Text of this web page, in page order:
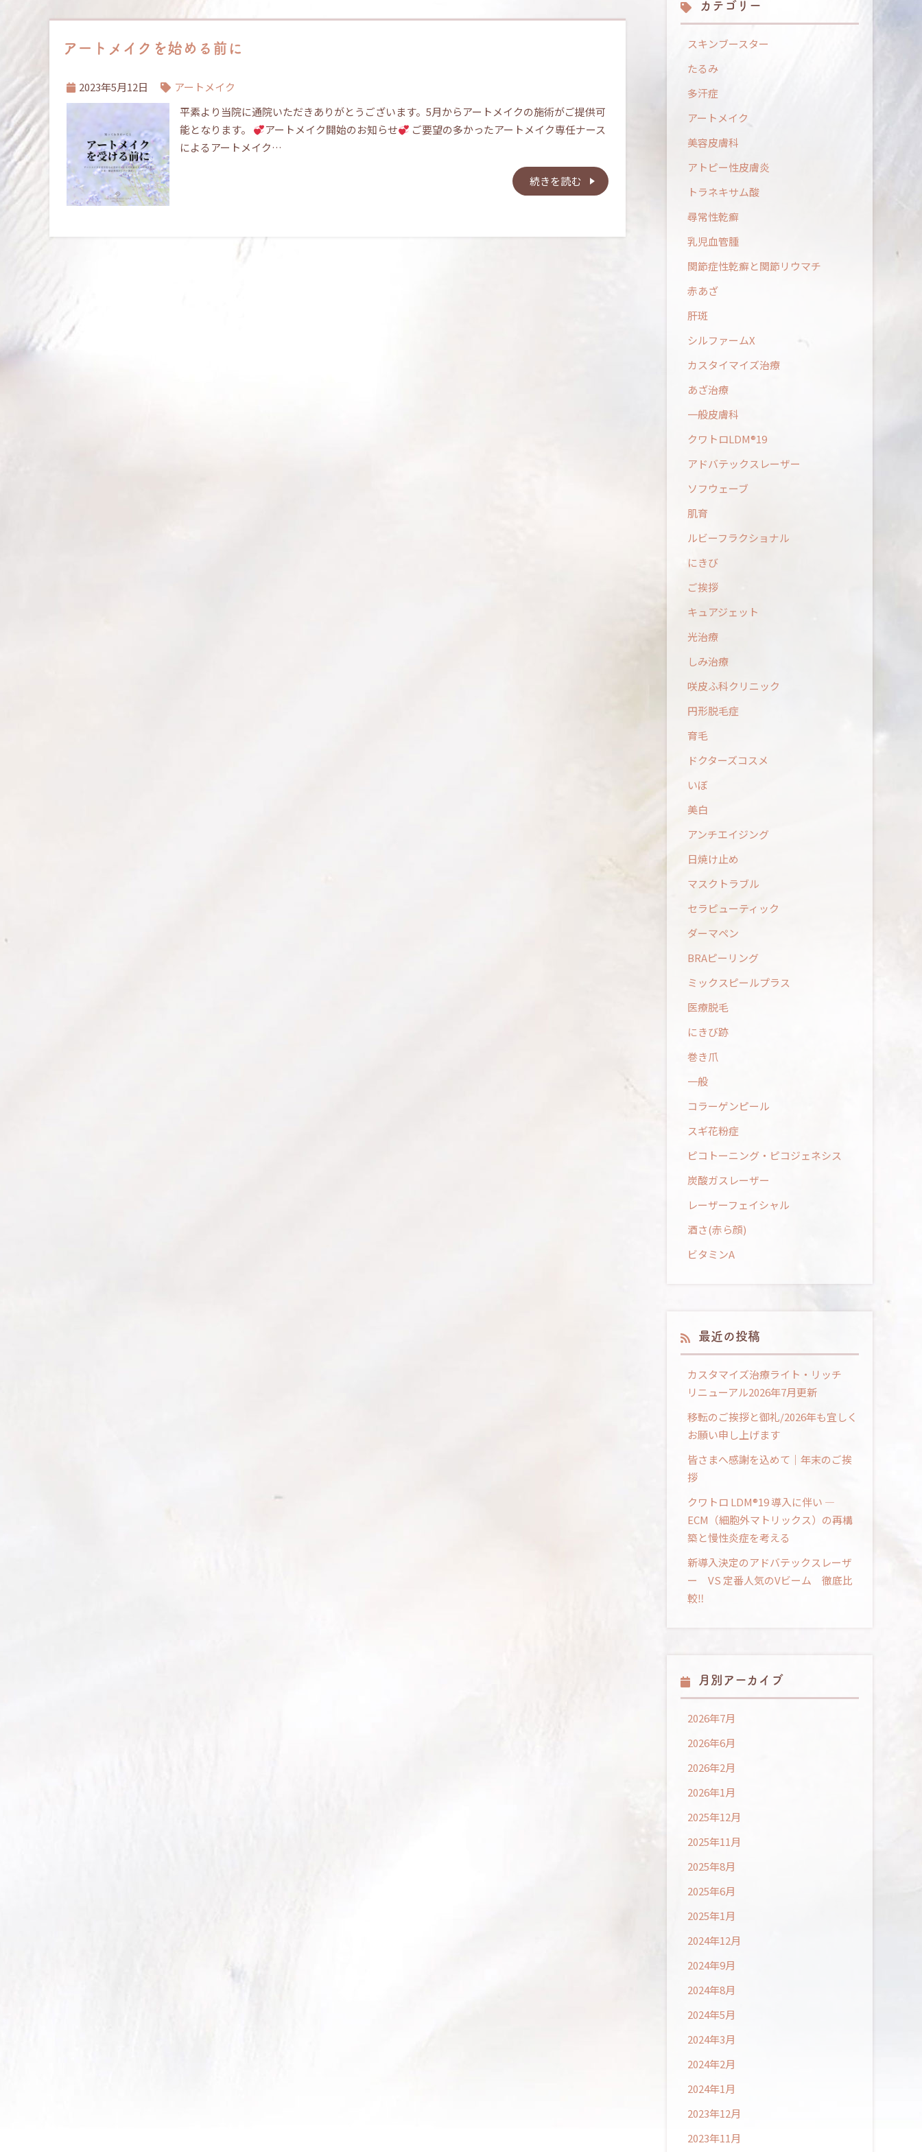
アートメイクを始める前に
2023年5月12日
アートメイク
平素より当院に通院いただきありがとうございます。5月からアートメイクの施術がご提供可
能となります。
アートメイク開始のお知らせ
ご要望の多かったアートメイク専任ナース
によるアートメイク…
続きを読む
カテゴリー
スキンブースター
たるみ
多汗症
アートメイク
美容皮膚科
アトピー性皮膚炎
トラネキサム酸
尋常性乾癬
乳児血管腫
関節症性乾癬と関節リウマチ
赤あざ
肝斑
シルファームX
カスタイマイズ治療
あざ治療
一般皮膚科
クワトロLDM®19
アドバテックスレーザー
ソフウェーブ
肌育
ルビーフラクショナル
にきび
ご挨拶
キュアジェット
光治療
しみ治療
咲皮ふ科クリニック
円形脱毛症
育毛
ドクターズコスメ
いぼ
美白
アンチエイジング
日焼け止め
マスクトラブル
セラピューティック
ダーマペン
BRAピーリング
ミックスピールプラス
医療脱毛
にきび跡
巻き爪
一般
コラーゲンピール
スギ花粉症
ピコトーニング・ピコジェネシス
炭酸ガスレーザー
レーザーフェイシャル
酒さ(赤ら顔)
ビタミンA
最近の投稿
カスタマイズ治療ライト・リッチ
リニューアル2026年7月更新
移転のご挨拶と御礼/2026年も宜しく
お願い申し上げます
皆さまへ感謝を込めて｜年末のご挨
拶
クワトロ LDM®19 導入に伴い ―
ECM（細胞外マトリックス）の再構
築と慢性炎症を考える
新導入決定のアドバテックスレーザ
ー VS 定番人気のVビーム 徹底比
較‼
月別アーカイブ
2026年7月
2026年6月
2026年2月
2026年1月
2025年12月
2025年11月
2025年8月
2025年6月
2025年1月
2024年12月
2024年9月
2024年8月
2024年5月
2024年3月
2024年2月
2024年1月
2023年12月
2023年11月